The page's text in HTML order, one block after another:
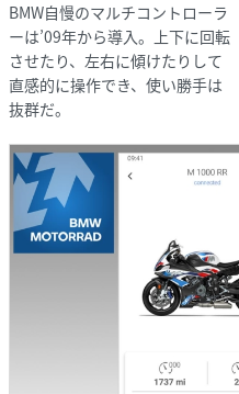
BMW自慢のマルチコントローラ
ーは’09年から導入。上下に回転
させたり、左右に傾けたりして
直感的に操作でき、使い勝手は
抜群だ。